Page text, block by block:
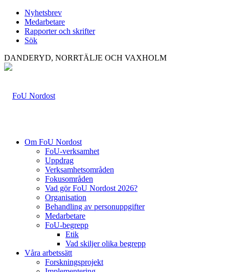
Nyhetsbrev
Medarbetare
Rapporter och skrifter
Sök
DANDERYD, NORRTÄLJE OCH VAXHOLM
Om FoU Nordost
FoU-verksamhet
Uppdrag
Verksamhetsområden
Fokusområden
Vad gör FoU Nordost 2026?
Organisation
Behandling av personuppgifter
Medarbetare
FoU-begrepp
Etik
Vad skiljer olika begrepp
Våra arbetssätt
Forskningsprojekt